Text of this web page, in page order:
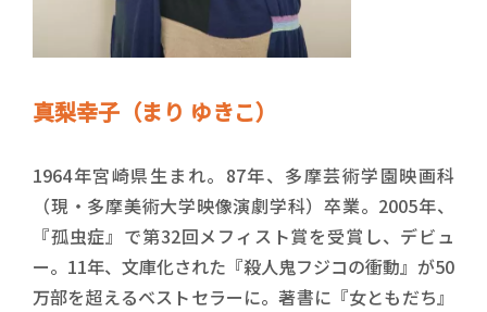
真梨幸子（まり ゆきこ）
1964年宮崎県生まれ。87年、多摩芸術学園映画科
（現・多摩美術大学映像演劇学科）卒業。2005年、
『孤虫症』で第32回メフィスト賞を受賞し、デビュ
ー。11年、文庫化された『殺人鬼フジコの衝動』が50
万部を超えるベストセラーに。著書に『女ともだち』